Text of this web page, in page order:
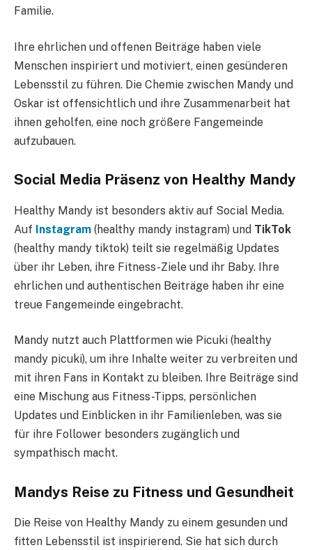
Familie.
Ihre ehrlichen und offenen Beiträge haben viele
Menschen inspiriert und motiviert, einen gesünderen
Lebensstil zu führen. Die Chemie zwischen Mandy und
Oskar ist offensichtlich und ihre Zusammenarbeit hat
ihnen geholfen, eine noch größere Fangemeinde
aufzubauen.
Social Media Präsenz von Healthy Mandy
Healthy Mandy ist besonders aktiv auf Social Media.
Auf Instagram (healthy mandy instagram) und TikTok
(healthy mandy tiktok) teilt sie regelmäßig Updates
über ihr Leben, ihre Fitness-Ziele und ihr Baby. Ihre
ehrlichen und authentischen Beiträge haben ihr eine
treue Fangemeinde eingebracht.
Mandy nutzt auch Plattformen wie Picuki (healthy
mandy picuki), um ihre Inhalte weiter zu verbreiten und
mit ihren Fans in Kontakt zu bleiben. Ihre Beiträge sind
eine Mischung aus Fitness-Tipps, persönlichen
Updates und Einblicken in ihr Familienleben, was sie
für ihre Follower besonders zugänglich und
sympathisch macht.
Mandys Reise zu Fitness und Gesundheit
Die Reise von Healthy Mandy zu einem gesunden und
fitten Lebensstil ist inspirierend. Sie hat sich durch